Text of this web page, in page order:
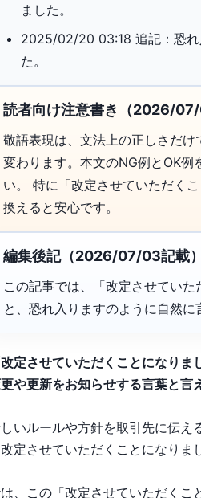
ました。
2025/02/20 03:18 追記：恐れ
た。
読者向け注意書き（2026/07/
敬語表現は、文法上の正しさだ
変わります。本文のNG例とOK例
い。 特に「改定させていただく
換えると安心です。
編集後記（2026/07/03記載）
この記事では、「改定させてい
と、恐れ入りますのように自然に
改定させていただくことになりま
や更新をお知らせする言葉と言
いルールや方針を取引先に伝え
改定させていただくことになり
、この「改定させていただくこ